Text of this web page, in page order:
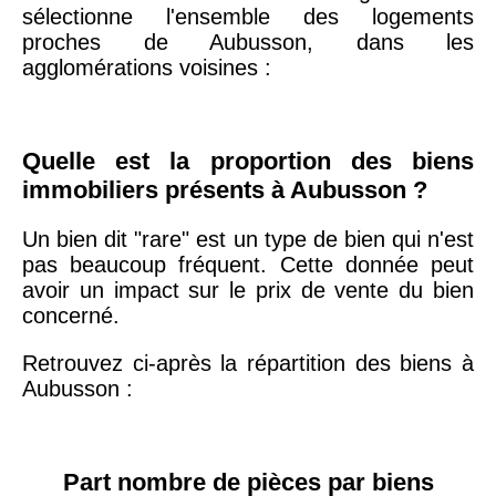
20ème
arrondissement
9 623 € 11 141 €
19ème
arrondissement
10 415 €
51100 -Reims 3 036 € 2 667 €
75013 -Paris
arrondissement
sélectionne l'ensemble des logements
proches de Aubusson, dans les
agglomérations voisines :
Quelle est la proportion des biens
immobiliers présents à Aubusson ?
Un bien dit "rare" est un type de bien qui n'est
pas beaucoup fréquent. Cette donnée peut
avoir un impact sur le prix de vente du bien
concerné.
Retrouvez ci-après la répartition des biens à
Aubusson :
Part nombre de pièces par biens